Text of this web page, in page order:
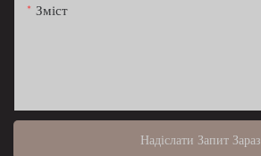
Зміст
Надіслати Запит Зараз